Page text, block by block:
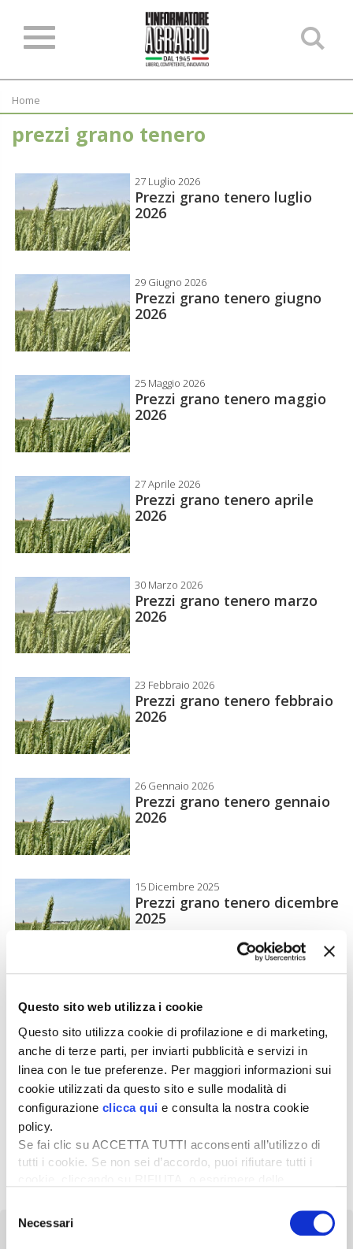
Questo sito web utilizza i cookie
Questo sito utilizza cookie di profilazione e di marketing,
anche di terze parti, per inviarti pubblicità e servizi in
linea con le tue preferenze. Per maggiori informazioni sui
cookie utilizzati da questo sito e sulle modalità di
configurazione clicca qui e consulta la nostra cookie
policy.
Se fai clic su ACCETTA TUTTI acconsenti all’utilizzo di
tutti i cookie. Se non sei d’accordo, puoi rifiutare tutti i
desideri accettare e cliccando ACCETTA SELEZIONATI.
delNecessari
Home
prezzi grano tenero
27 Luglio 2026
Prezzi grano tenero luglio
2026
29 Giugno 2026
Prezzi grano tenero giugno
2026
25 Maggio 2026
Prezzi grano tenero maggio
2026
27 Aprile 2026
Prezzi grano tenero aprile
2026
30 Marzo 2026
Prezzi grano tenero marzo
2026
23 Febbraio 2026
Prezzi grano tenero febbraio
2026
26 Gennaio 2026
Prezzi grano tenero gennaio
2026
15 Dicembre 2025
Prezzi grano tenero dicembre
2025
Prezzi grano tenero
27 Ottobre 2025
Prezzi grano tenero ottobre
2025